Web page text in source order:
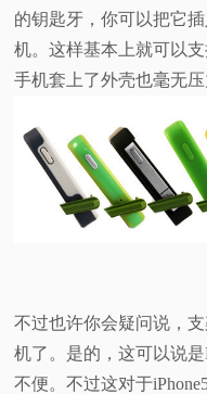
的钥匙牙，你可以把它
机。这样基本上就可以
手机套上了外壳也毫无压
不过也许你会疑问说，
机了。是的，这可以说
不便。不过这对于